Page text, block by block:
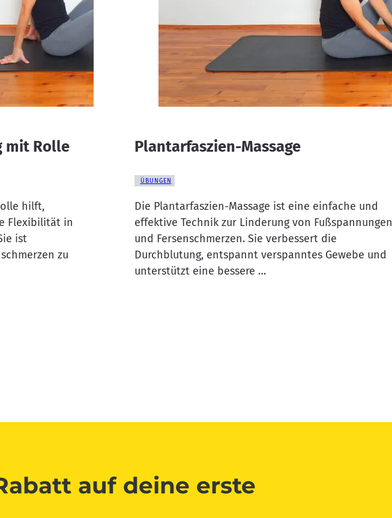
mit Rolle
hilft,
Flexibilität in
ist
zu
Plantarfaszien-Massage
ÜBUNGEN
Die Plantarfaszien-Massage ist eine einfache und
effektive Technik zur Linderung von Fußspannungen
und Fersenschmerzen. Sie verbessert die
Durchblutung, entspannt verspanntes Gewebe und
unterstützt eine bessere …
auf deine erste